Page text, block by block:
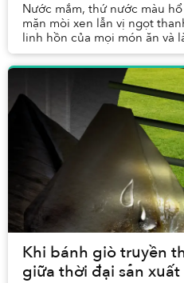
Nước mắm, thứ nước màu
mặn mòi xen lẫn vị ngọt
linh hồn của mọi món ăn và
bản sắc Việt. Thế nhưng,
Khi bánh giò truyền
giữa thời đại sản